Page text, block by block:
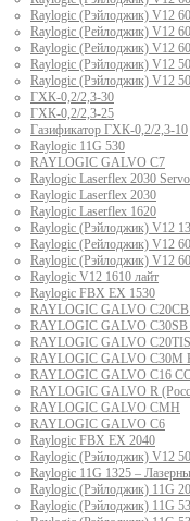
Raylogic (Рэйлоджик) V12
Raylogic (Рейлоджик) V12
Raylogic (Рейлоджик) V12
Raylogic (Рэйлоджик) V12
Raylogic (Рэйлоджик) V12
ГХК-0,2/2,3-30
ГХК-0,2/2,3-25
Газификатор ГХК-0,2/2,3-10
Raylogic 11G 530
RAYLOGIC GALVO С7
Raylogic Laserflex 2030 Servo
Raylogic Laserflex 2030
Raylogic Laserflex 1620
Raylogic (Рэйлоджик) V12
Raylogic (Рейлоджик) V12
Raylogic (Рэйлоджик) V12
Raylogic V12 1610 лайт
Raylogic FBX EX 1530
RAYLOGIC GALVO
RAYLOGIC GALVO С30SB
RAYLOGIC GALVO
RAYLOGIC GALVO С30M
RAYLOGIC GALVO С16
RAYLOGIC GALVO R
RAYLOGIC GALVO CMH
RAYLOGIC GALVO С6
Raylogic FBX EX 2040
Raylogic (Рэйлоджик) V12
Raylogic 11G 1325 –
Raylogic (Рэйлоджик) 11G
Raylogic (Рэйлоджик) 11G